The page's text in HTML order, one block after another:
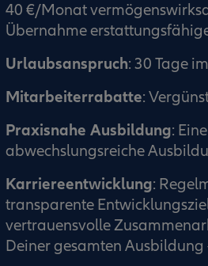
40 €/Monat
Übernahme
Urlaubsanspruch: 30 Tage
Mitarbeiterrabatte:
Praxisnahe Ausbildung:
abwechslungsreiche
Karriereentwicklung:
transparente
vertrauensvolle
Deiner gesamten